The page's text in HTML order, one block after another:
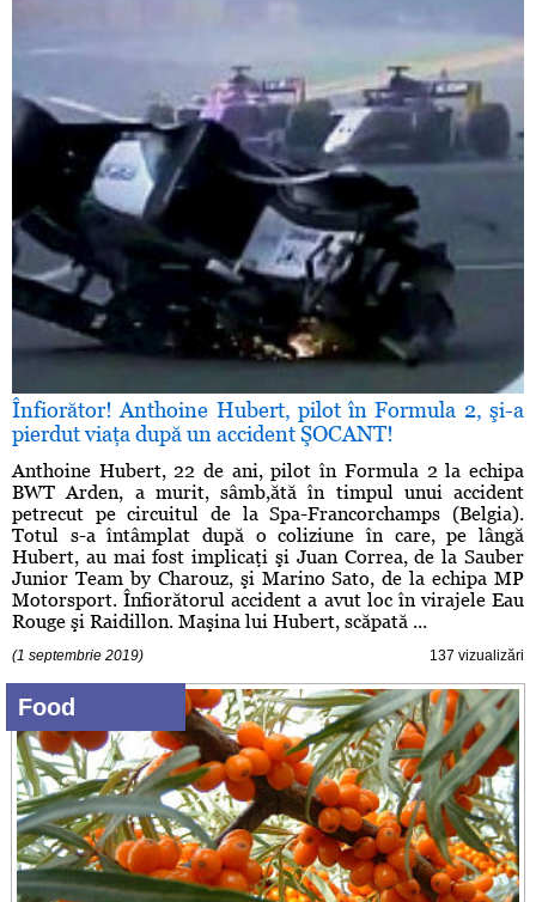
Înfiorător! Anthoine Hubert, pilot în Formula 2, şi-a
pierdut viaţa după un accident ŞOCANT!
Anthoine Hubert, 22 de ani, pilot în Formula 2 la echipa
BWT Arden, a murit, sâmb,ătă în timpul unui accident
petrecut pe circuitul de la Spa-Francorchamps (Belgia).
Totul s-a întâmplat după o coliziune în care, pe lângă
Hubert, au mai fost implicaţi şi Juan Correa, de la Sauber
Junior Team by Charouz, şi Marino Sato, de la echipa MP
Motorsport. Înfiorătorul accident a avut loc în virajele Eau
Rouge şi Raidillon. Maşina lui Hubert, scăpată ...
(1 septembrie 2019) 137 vizualizări
Food